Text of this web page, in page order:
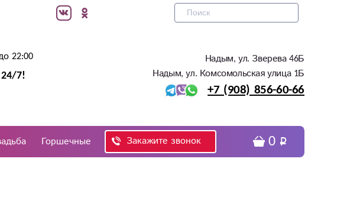
22:00
7!
Надым, ул. Зверева 46Б
Надым, ул. Комсомольская улица 1Б
+7 (908) 856-60-66
Горшечные Закажите звонок 0